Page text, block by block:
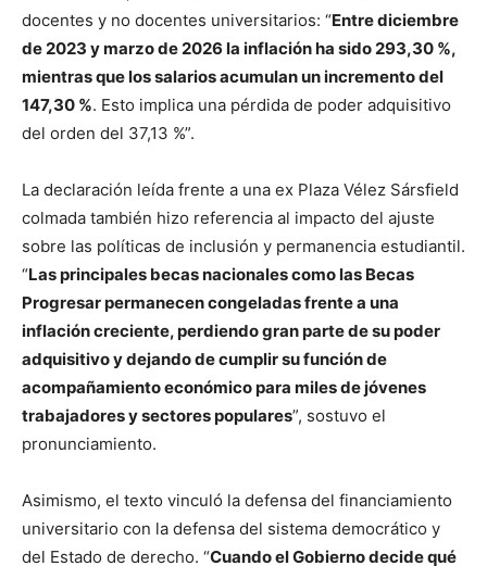
docentes y no docentes universitarios: “Entre diciembre
de 2023 y marzo de 2026 la inflación ha sido 293,30 %,
mientras que los salarios acumulan un incremento del
147,30 %. Esto implica una pérdida de poder adquisitivo
del orden del 37,13 %”.
La declaración leída frente a una ex Plaza Vélez Sársfield
colmada también hizo referencia al impacto del ajuste
sobre las políticas de inclusión y permanencia estudiantil.
“Las principales becas nacionales como las Becas
Progresar permanecen congeladas frente a una
inflación creciente, perdiendo gran parte de su poder
adquisitivo y dejando de cumplir su función de
acompañamiento económico para miles de jóvenes
trabajadores y sectores populares”, sostuvo el
pronunciamiento.
Asimismo, el texto vinculó la defensa del financiamiento
universitario con la defensa del sistema democrático y
del Estado de derecho. “Cuando el Gobierno decide qué